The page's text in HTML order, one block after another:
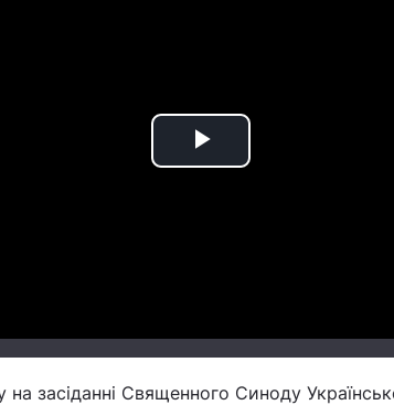
Play
засіданні Священного Синоду